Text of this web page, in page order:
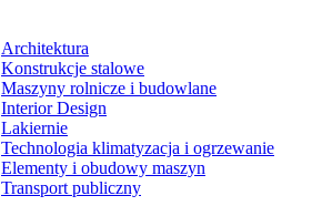
Architektura
Konstrukcje stalowe
Maszyny rolnicze i budowlane
Interior Design
Lakiernie
Technologia klimatyzacja i ogrzewanie
Elementy i obudowy maszyn
Transport publiczny